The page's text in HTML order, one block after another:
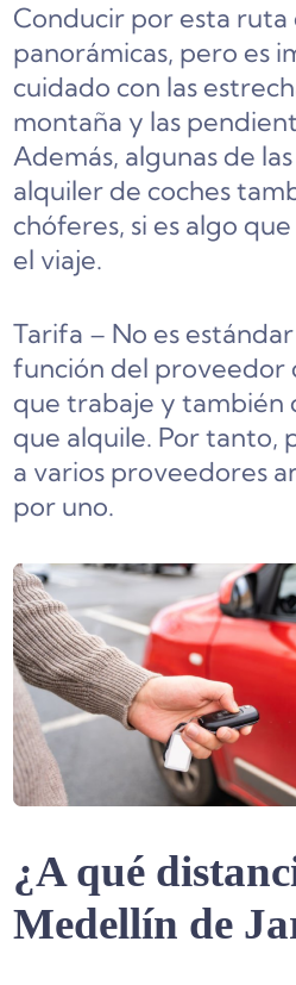
Conducir por esta ruta
panorámicas, pero es
cuidado con las
montaña y las
Además, algunas de
alquiler de coches
chóferes, si es algo
el viaje.
Tarifa – No es
función del proveedor
que trabaje y también
que alquile. Por tanto,
a varios proveedores
por uno.
¿A qué
Medellín de